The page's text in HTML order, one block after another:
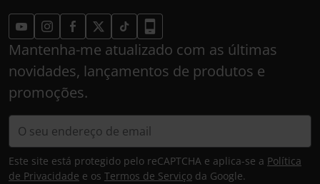
Mantenha-me atualizado com as últimas
novidades, lançamentos de produtos e
promoções.
Este site está protegido pelo reCAPTCHA e aplica-se a Política
de Privacidade e os Termos de Serviço da Google.